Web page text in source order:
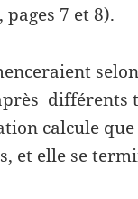
7 et 8).
différents
calcule
et elle se